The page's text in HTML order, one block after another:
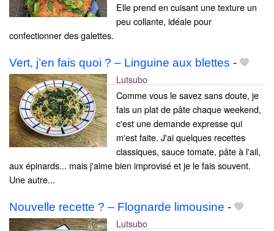
Elle prend en cuisant une texture un
peu collante, idéale pour
confectionner des galettes.
Vert, j’en fais quoi ? – Linguine aux blettes -
Lutsubo
Comme vous le savez sans doute, je
fais un plat de pâte chaque weekend,
c'est une demande expresse qui
m'est faite. J'ai quelques recettes
classiques, sauce tomate, pâte à l'ail,
aux épinards... mais j'aime bien improvisé et je le fais souvent.
Une autre...
Nouvelle recette ? – Flognarde limousine -
Lutsubo